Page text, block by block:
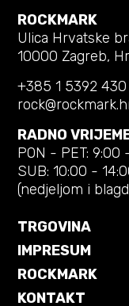
ROCKMARK
Ulica Hrvatske
10000 Zagreb,
+385 1 5392 430
RADNO
PON - PET: 9:00
SUB: 10:00 -
(nedjeljom i
TRGOVINA
IMPRESUM
ROCKMARK
KONTAKT